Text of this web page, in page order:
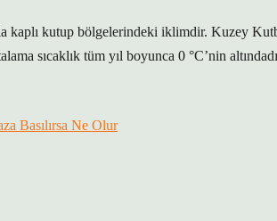
kutup bölgelerindeki iklimdir. Kuzey
sıcaklık tüm yıl boyunca 0 °C’nin
Basılırsa Ne Olur